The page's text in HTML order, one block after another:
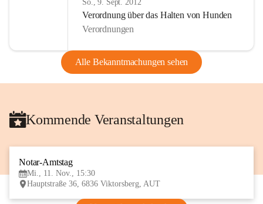
So., 9. Sept. 2012
Verordnung über das Halten von Hunden
Verordnungen
Alle Bekanntmachungen sehen
Kommende Veranstaltungen
Notar-Amtstag
Mi., 11. Nov., 15:30
Hauptstraße 36, 6836 Viktorsberg, AUT